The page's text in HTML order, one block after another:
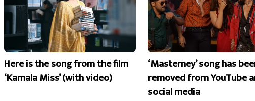
Here is the song from the film
‘Kamala Miss’ (with video)
‘Masterney’ song has
removed from YouTube
social media